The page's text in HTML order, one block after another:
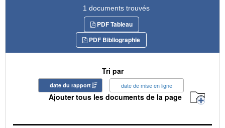
1 documents trouvés
PDF Tableau
PDF Bibliographie
Tri par
date du rapport date de mise en ligne
Ajouter tous les documents de la page